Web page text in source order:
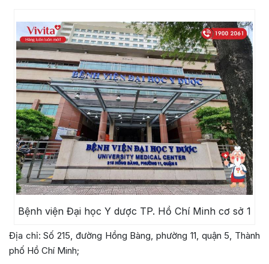
Bệnh viện Đại học Y dược TP. Hồ Chí Minh cơ sở 1
Địa chỉ: Số 215, đường Hồng Bàng, phường 11, quận 5, Thành
phố Hồ Chí Minh;